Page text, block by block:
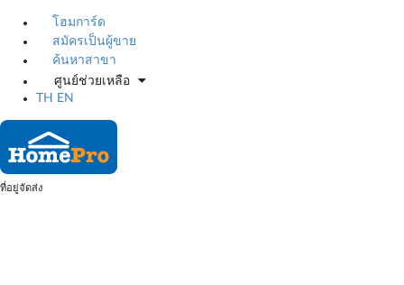
โฮมการ์ด
สมัครเป็นผู้ขาย
ค้นหาสาขา
ศูนย์ช่วยเหลือ
TH
EN
ที่อยู่จัดส่ง